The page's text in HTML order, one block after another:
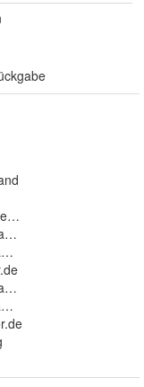
Geburtstag
GmbH
20, 21684 Stade
GmbH
20, 21684 Stade,